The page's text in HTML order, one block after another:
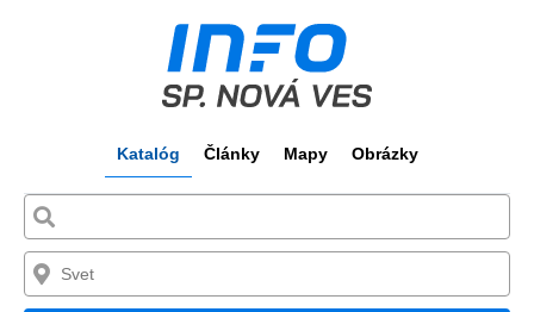
Katalóg Články Mapy Obrázky